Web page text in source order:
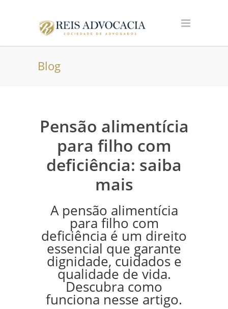
Blog
Pensão alimentícia
para filho com
deficiência: saiba
mais
A pensão alimentícia
para filho com
deficiência é um direito
essencial que garante
dignidade, cuidados e
qualidade de vida.
Descubra como
funciona nesse artigo.